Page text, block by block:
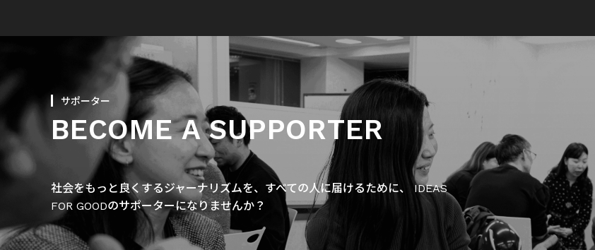
サポーター
BECOME A SUPPORTER
社会をもっと良くするジャーナリズムを、すべての人に届けるために、 IDEAS
FOR GOODのサポーターになりませんか？